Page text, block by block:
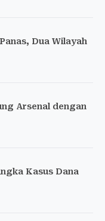
Dua Wilayah
Arsenal dengan
Kasus Dana